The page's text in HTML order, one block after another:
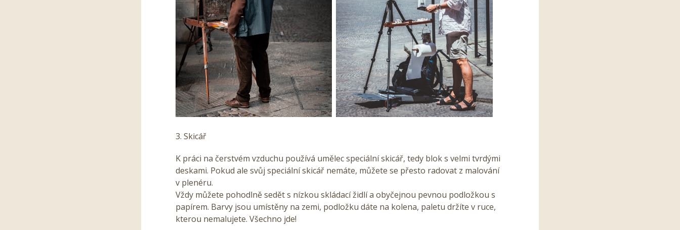
3. Skicář
K práci na čerstvém vzduchu používá umělec speciální skicář, tedy blok s velmi tvrdými
deskami. Pokud ale svůj speciální skicář nemáte, můžete se přesto radovat z malování
v plenéru.
Vždy můžete pohodlně sedět s nízkou skládací židlí a obyčejnou pevnou podložkou s
papírem. Barvy jsou umístěny na zemi, podložku dáte na kolena, paletu držíte v ruce,
kterou nemalujete. Všechno jde!